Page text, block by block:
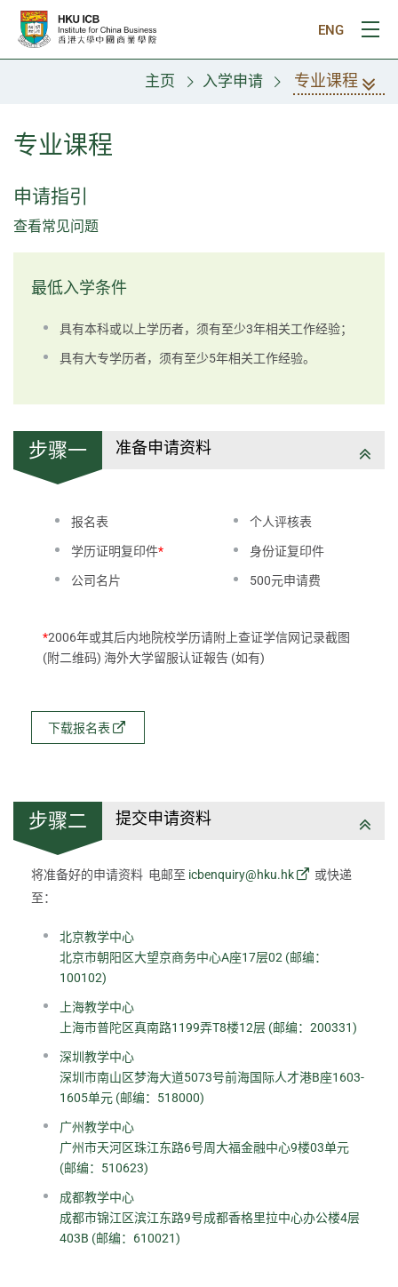
跳往主要内容
ENG
打
主页 入学申请 专业课程
专业课程
申请指引
查看常见问题
最低入学条件
具有本科或以上学历者，须有至少3年相关工作经验；
具有大专学历者，须有至少5年相关工作经验。
步骤一 准备申请资料
报名表
学历证明复印件*
公司名片
个人评核表
身份证复印件
500元申请费
*2006年或其后内地院校学历请附上查证学信网记录截图
(附二维码) 海外大学留服认证報告 (如有)
下载报名表
步骤二 提交申请资料
将准备好的申请资料 电邮至 icbenquiry@hku.hk
或快递
至：
北京教学中心
北京市朝阳区大望京商务中心A座17层02 (邮编：
100102)
上海教学中心
上海市普陀区真南路1199弄T8楼12层 (邮编：200331)
深圳教学中心
深圳市南山区梦海大道5073号前海国际人才港B座1603-
1605单元 (邮编：518000)
广州教学中心
广州市天河区珠江东路6号周大福金融中心9楼03单元
(邮编：510623)
成都教学中心
成都市锦江区滨江东路9号成都香格里拉中心办公楼4层
403B (邮编：610021)